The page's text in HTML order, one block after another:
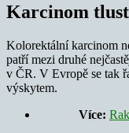
Karcinom
Kolorektální karcinom
patří mezi druhé
v ČR. V Evropě se tak
výskytem.
Více: